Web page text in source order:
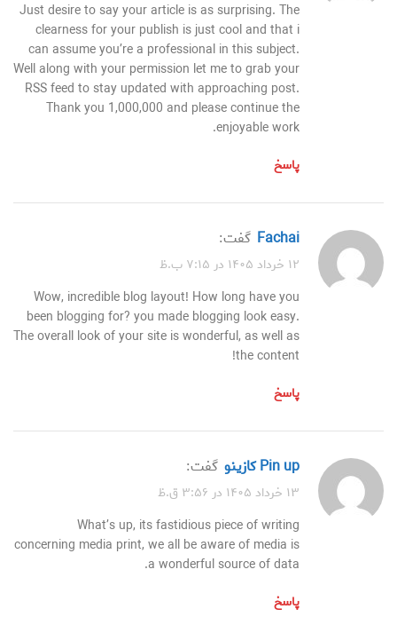
Just desire to say your article is as surprising. The
clearness for your publish is just cool and that i
can assume you’re a professional in this subject.
Well along with your permission let me to grab your
RSS feed to stay updated with approaching post.
Thank you 1,000,000 and please continue the
enjoyable work.
پاسخ
fachai گفت:
۱۲ خرداد ۱۴۰۵ در ۷:۱۵ ب.ظ
Wow, incredible blog layout! How long have you
been blogging for? you made blogging look easy.
The overall look of your site is wonderful, as well as
the content!
پاسخ
pin up كازينو گفت:
۱۳ خرداد ۱۴۰۵ در ۳:۵۶ ق.ظ
What’s up, its fastidious piece of writing
concerning media print, we all be aware of media is
a wonderful source of data.
پاسخ